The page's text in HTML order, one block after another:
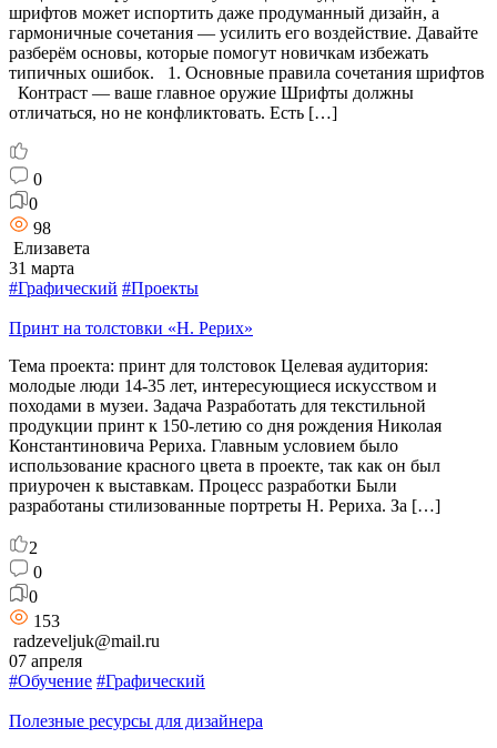
шрифтов может испортить даже продуманный дизайн, а
гармоничные сочетания — усилить его воздействие. Давайте
разберём основы, которые помогут новичкам избежать
типичных ошибок. 1. Основные правила сочетания шрифтов
Контраст — ваше главное оружие Шрифты должны
отличаться, но не конфликтовать. Есть […]
0
0
98
Елизавета
31 марта
#Графический #Проекты
Принт на толстовки «Н. Рерих»
Тема проекта: принт для толстовок Целевая аудитория:
молодые люди 14-35 лет, интересующиеся искусством и
походами в музеи. Задача Разработать для текстильной
продукции принт к 150-летию со дня рождения Николая
Константиновича Рериха. Главным условием было
использование красного цвета в проекте, так как он был
приурочен к выставкам. Процесс разработки Были
разработаны стилизованные портреты Н. Рериха. За […]
2
0
0
153
radzeveljuk@mail.ru
07 апреля
#Обучение #Графический
Полезные ресурсы для дизайнера